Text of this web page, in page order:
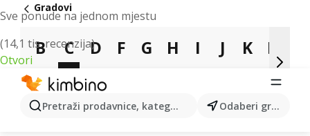
Sve ponude na jednom mjestu
(14,1 tis. recenzija)
Otvori
Pretraži prodavnice, kategorije, proizvode... Odaberi grad
Gradovi
B C D F G H I J K
L
M
N O